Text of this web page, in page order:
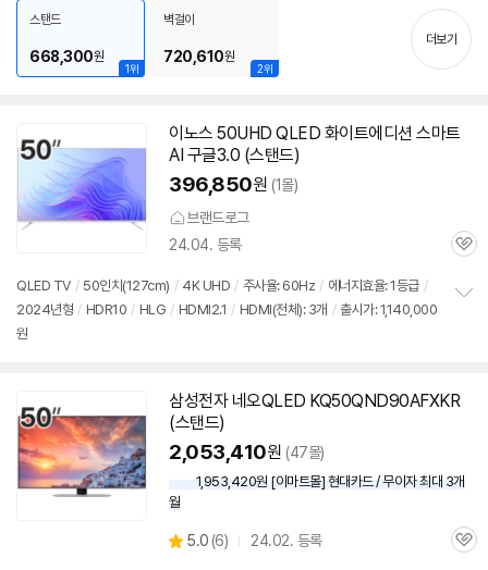
기
1위
스탠드
668,300원
2위
벽걸이
720,610원
더보기
이노스 50UHD QLED 화이트에디션 스마트
AI 구글3.0 (스탠드)
396,850원 (1몰)
브랜드로그
24.04. 등록
관
QLED TV / 50인치 (127cm) / 4K UHD / 주사율: 60Hz / 에너지효율: 1등급 /
2024년형 / HDR10 / HLG / HDMI2.1 / HDMI(전체): 3개 / 출시가: 1,140,000
원
삼성전자 네오QLED KQ50QND90AFXKR
(스탠드)
2,053,410원 (47몰)
1,953,420원 [이마트몰] 현대카드 / 무이자 최대 3개
월
별
5.0 (상
6) 24.02. 등록
관